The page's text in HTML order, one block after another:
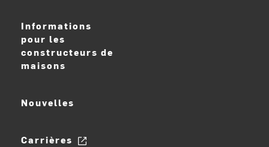
Informations
pour les
constructeurs de
maisons
Nouvelles
Carrières